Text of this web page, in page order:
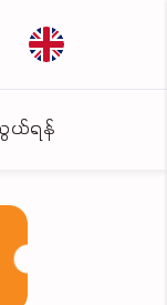
ရန်